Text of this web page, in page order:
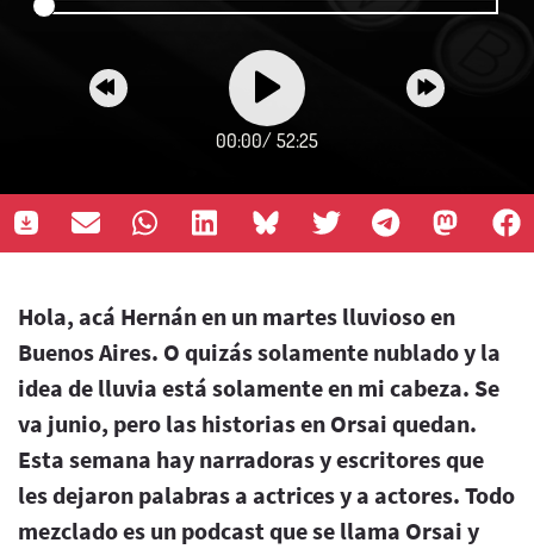
00:00/ 52:25
Hola, acá Hernán en un martes lluvioso en
Buenos Aires. O quizás solamente nublado y la
idea de lluvia está solamente en mi cabeza. Se
va junio, pero las historias en Orsai quedan.
Esta semana hay narradoras y escritores que
les dejaron palabras a actrices y a actores. Todo
mezclado es un podcast que se llama Orsai y